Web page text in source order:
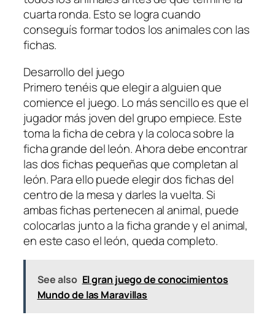
cuarta ronda. Esto se logra cuando
conseguís formar todos los animales con las
fichas.
Desarrollo del juego
Primero tenéis que elegir a alguien que
comience el juego. Lo más sencillo es que el
jugador más joven del grupo empiece. Este
toma la ficha de cebra y la coloca sobre la
ficha grande del león. Ahora debe encontrar
las dos fichas pequeñas que completan al
león. Para ello puede elegir dos fichas del
centro de la mesa y darles la vuelta. Si
ambas fichas pertenecen al animal, puede
colocarlas junto a la ficha grande y el animal,
en este caso el león, queda completo.
See also El gran juego de conocimientos
Mundo de las Maravillas